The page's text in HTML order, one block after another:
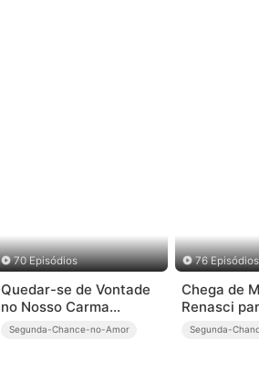
70 Episódios
Quedar-se de Vontade
no Nosso Carma
(Dublado)
Segunda-Chance-no-Amor
76 Episódios
Chega de
Renasci
Amada
Segunda-